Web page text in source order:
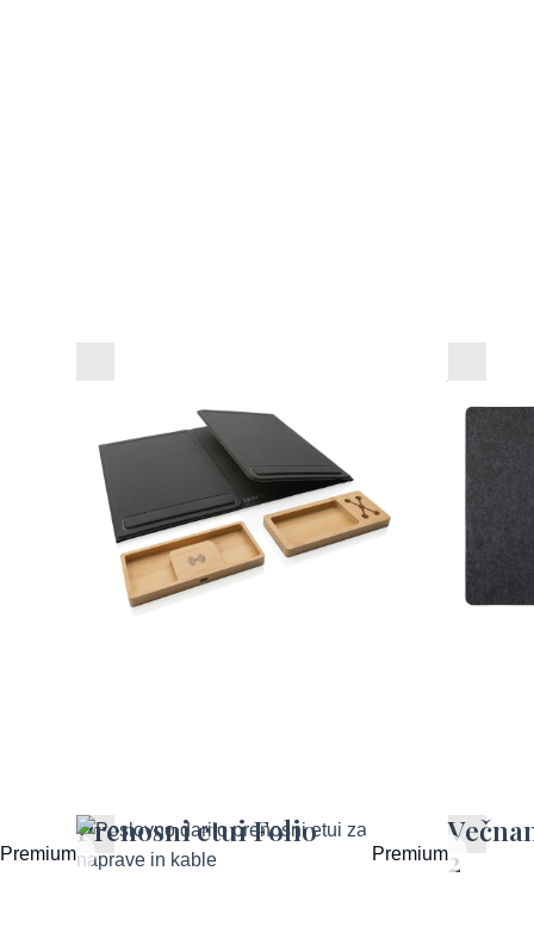
Premium
Prenosni etui Folio
Premium2